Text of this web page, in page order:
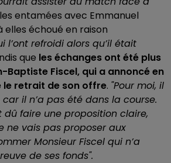
entamées avec Emmanuel
échoué en raison
l’ont refroidi alors qu’il était
que les échanges ont été plus
Baptiste Fiscel, qui a annoncé en
le retrait de son offre. "Pour moi, il
car il n’a pas été dans la course.
dû faire une proposition claire,
ne vais pas proposer aux
Monsieur Fiscel qui n’a
de ses fonds".